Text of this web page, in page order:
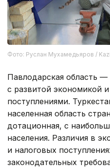
Фото: Руслан Мухамедьяров /
Павлодарская область
с развитой экономикой
поступлениями.
населенная область
дотационная, с
населения. Различия в
и налоговых
законодательных